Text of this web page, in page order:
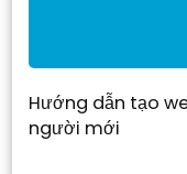
Hướng dẫn tạo
người mới